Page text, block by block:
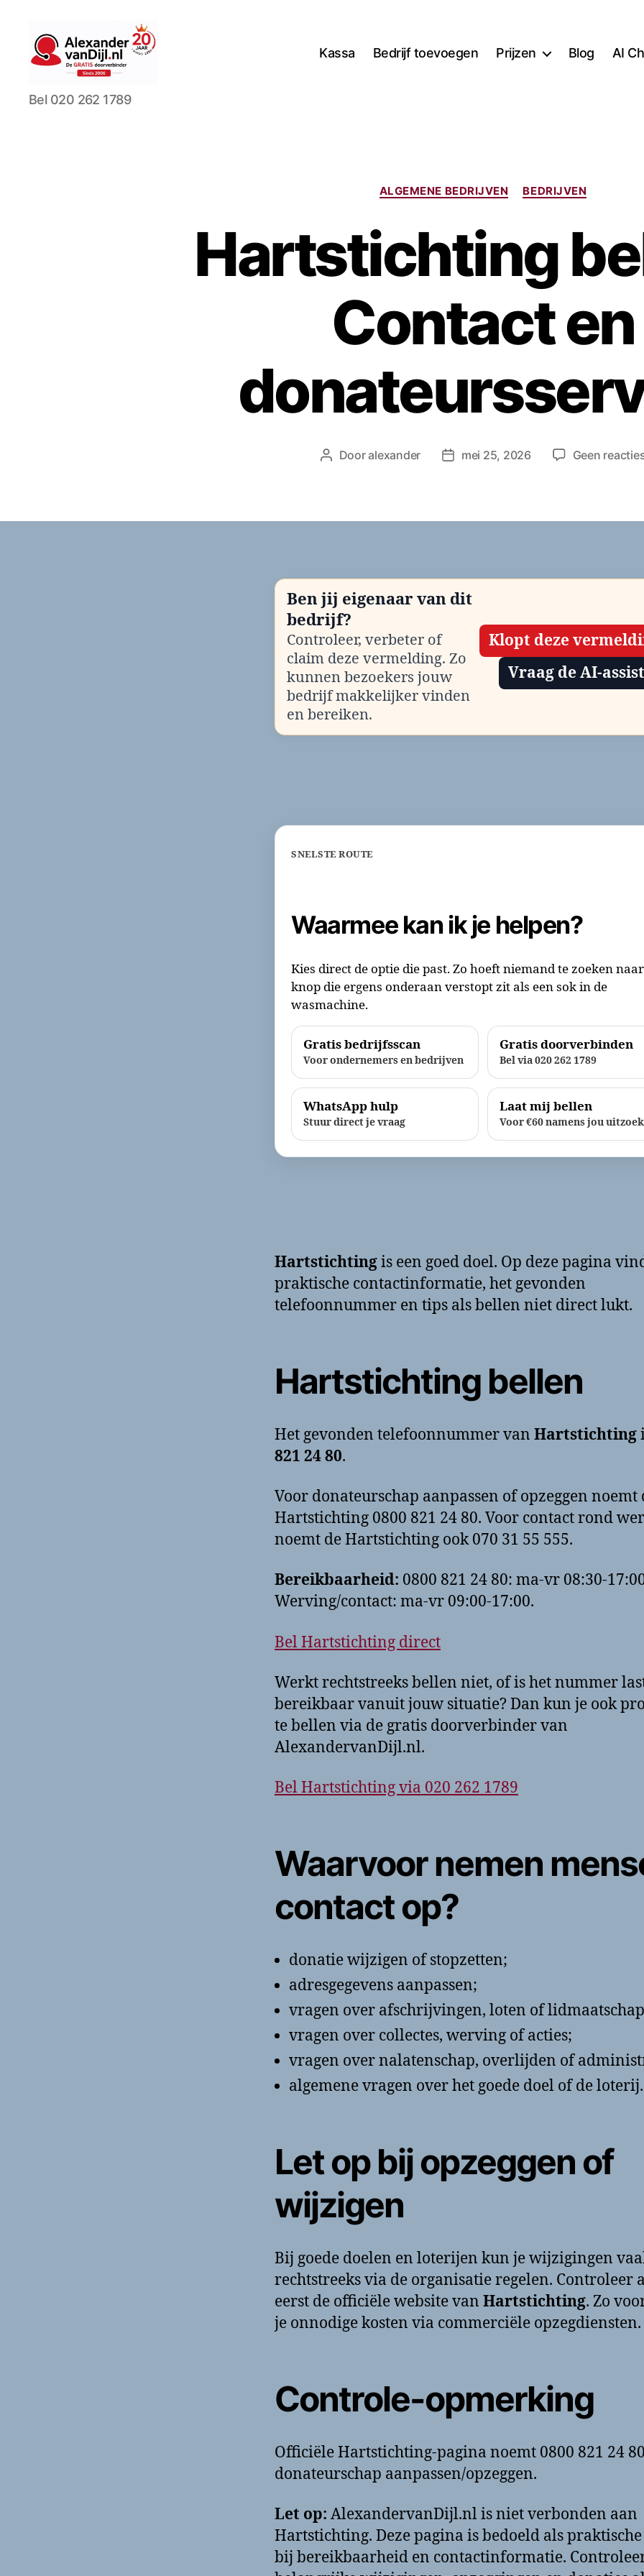
AlexandervanDijl.nl
Bel 020 262 1789
Kassa Bedrijf toevoegen Prijzen Blog AI
Categorieën
ALGEMENE BEDRIJVEN BEDRIJVEN
Hartstichting
Contact en
Berichtauteur
Dooralexander Berichtdatum
mei 25, 2026 Geen
Ben jij eigenaar van dit
bedrijf?
Controleer, verbeter of
claim deze vermelding. Zo
kunnen bezoekers jouw
bedrijf makkelijker vinden
en bereiken.
Klopt deze
Vraag de AI-
SNELSTE ROUTE
Waarmee kan ik je helpen?
Kies direct de optie die past. Zo hoeft niemand te zoeken
knop die ergens onderaan verstopt zit als een sok in de
wasmachine.
Gratis bedrijfsscan
Voor ondernemers en bedrijven
Gratis doorverbinden
Bel via 020 262 1789
WhatsApp hulp
Stuur direct je vraag
Laat mij bellen
Voor €60 namens jou
Hartstichtingis een goed doel. Op deze pagina
praktische contactinformatie, het gevonden
telefoonnummer en tips als bellen niet direct lukt.
Hartstichting bellen
Het gevonden telefoonnummer van Hartstichting
821 24 80.
Voor donateurschap aanpassen of opzeggen noemt
Hartstichting 0800 821 24 80. Voor contact rond
noemt de Hartstichting ook 070 31 55 555.
Bereikbaarheid: 0800 821 24 80: ma-vr 08:30-
Werving/contact: ma-vr 09:00-17:00.
Bel Hartstichting direct
Werkt rechtstreeks bellen niet, of is het nummer
bereikbaar vanuit jouw situatie? Dan kun je ook
te bellen via de gratis doorverbinder van
AlexandervanDijl.nl.
Bel Hartstichting via 020 262 1789
Waarvoor nemen
contact op?
donatie wijzigen of stopzetten;
adresgegevens aanpassen;
vragen over afschrijvingen, loten of
vragen over collectes, werving of acties;
vragen over nalatenschap, overlijden of
algemene vragen over het goede doel of de loterij.
Let op bij opzeggen of
wijzigen
Bij goede doelen en loterijen kun je wijzigingen
rechtstreeks via de organisatie regelen. Controleer
eerst de officiële website van Hartstichting. Zo
je onnodige kosten via commerciële opzegdiensten.
Controle-opmerking
Officiële Hartstichting-pagina noemt 0800 821 24
donateurschap aanpassen/opzeggen.
Let op: AlexandervanDijl.nl is niet verbonden aan
Hartstichting. Deze pagina is bedoeld als
bij bereikbaarheid en contactinformatie.